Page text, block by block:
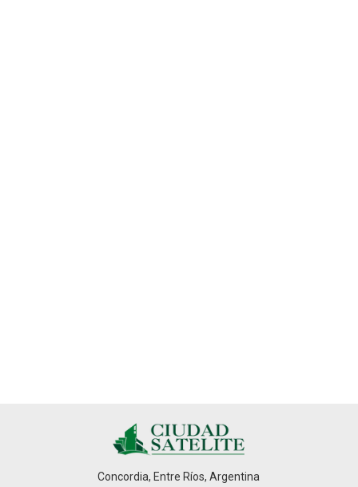
Concordia, Entre Ríos, Argentina